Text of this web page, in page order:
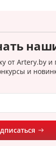
от Artery.by и
и